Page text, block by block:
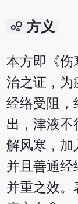
bubble_chart 方义
本方即《伤
治之证，为
经络受阻，
出，津液不
解风寒，加
并且善通经
并重之效。